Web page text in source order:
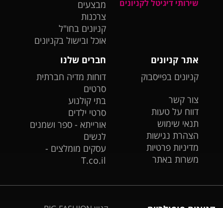
שירותי דיגיטל לקניונים
מבצעים
צרכנות
קניונים בחו"ל
אוכל ובישול בקניונים
אתר קניונים
קניונים בפייסבוק
צור קשר
דווח על טעות
תנאי שימוש
הצהרת נגישות
מדיניות פרטיות
משרות באתר
חברים שלנו
דוחות מדיה חברתית
סרטים
בתי קולנוע
סרטי ילדים
אורייתא - ספר ושמנים
לנשים
עסקים מומלצים -
T.co.il